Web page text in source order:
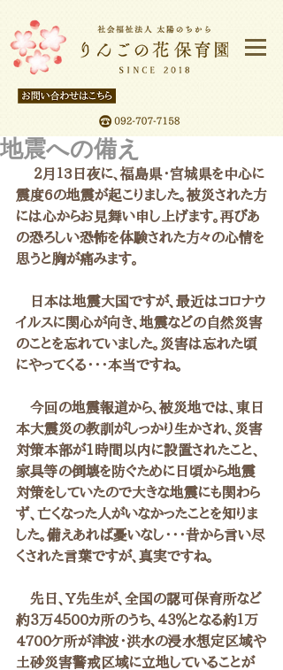
地震への備え
２月１3日夜に、福島県・宮城県を中心に
震度6の地震が起こりました。被災された方
には心からお見舞い申し上げます。再びあ
の恐ろしい恐怖を体験された方々の心情を
思うと胸が痛みます。
日本は地震大国ですが、最近はコロナウ
イルスに関心が向き、地震などの自然災害
のことを忘れていました。災害は忘れた頃
にやってくる・・・本当ですね。
今回の地震報道から、被災地では、東日
本大震災の教訓がしっかり生かされ、災害
対策本部が1時間以内に設置されたこと、
家具等の倒壊を防ぐために日頃から地震
対策をしていたので大きな地震にも関わら
ず、亡くなった人がいなかったことを知りま
した。備えあれば憂いなし・・・昔から言い尽
くされた言葉ですが、真実ですね。
先日、Y先生が、全国の認可保育所など
約３万４５00カ所のうち、４３％となる約１万
4700ケ所が津波・洪水の浸水想定区域や
土砂災害警戒区域に立地していることが